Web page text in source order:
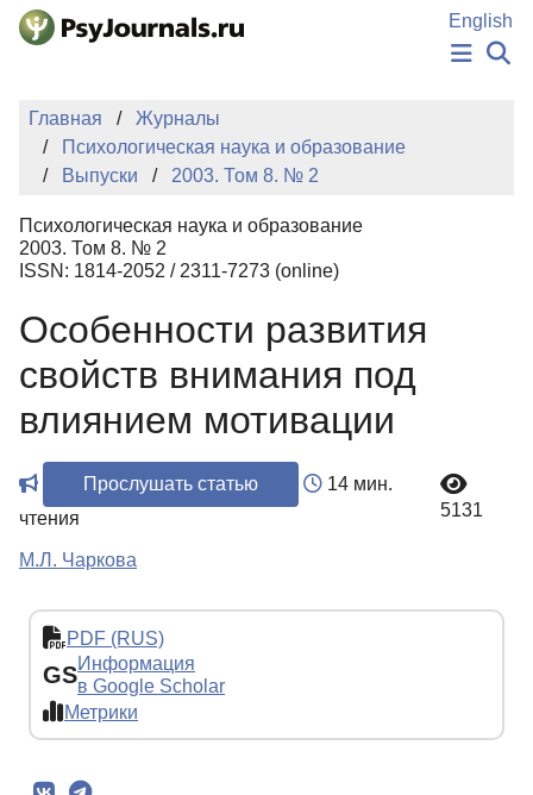
Перейти к основному содержанию
English
НОВОСТИ
ИЗДАНИЯ
АВТОРЫ
БАЗА ЗНАНИЙ
КЛЮЧЕВЫЕ СЛОВА
Регистрация
Главная
Журналы
Психологическая наука и образование
Выпуски
2003. Том 8. № 2
Психологическая наука и образование
2003. Том 8. № 2
ISSN: 1814-2052 / 2311-7273 (online)
Особенности развития
свойств внимания под
влиянием мотивации
Прослушать статью
14 мин.
чтения
5131
М.Л. Чаркова
PDF (RUS)
GSИнформация
в Google Scholar
Метрики